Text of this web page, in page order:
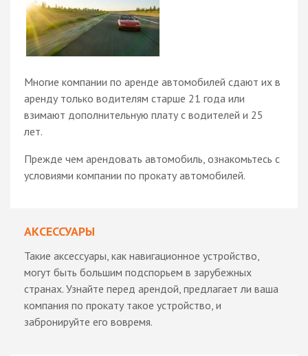
Многие компании по аренде автомобилей сдают их в
аренду только водителям старше 21 года или
взимают дополнительную плату с водителей и 25
лет.
Прежде чем арендовать автомобиль, ознакомьтесь с
условиями компании по прокату автомобилей.
АКСЕССУАРЫ
Такие аксессуары, как навигационное устройство,
могут быть большим подспорьем в зарубежных
странах. Узнайте перед арендой, предлагает ли ваша
компания по прокату такое устройство, и
забронируйте его вовремя.